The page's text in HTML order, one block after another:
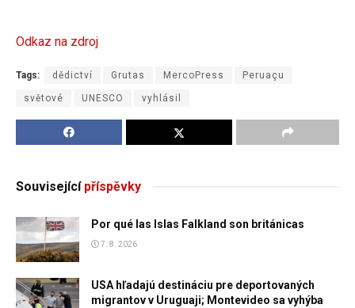
Odkaz na zdroj
Tags: dědictví Grutas MercoPress Peruaçu
světové UNESCO vyhlásil
Souvisejícípříspěvky
Por qué las Islas Falkland son británicas
7. 8. 2026
USA hľadajú destináciu pre deportovaných
migrantov v Uruguaji; Montevideo sa vyhýba